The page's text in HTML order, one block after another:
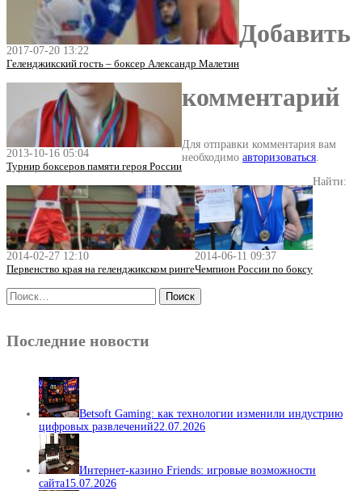
2017-07-20 13:22
Геленджикский гость – боксер Александр Малетин
2013-10-16 05:04
Турнир боксеров памяти героя России
2014-02-27 12:10
Первенство края на геленджикском ринге
2014-06-11 09:37
Чемпион России по боксу
Добавить
комментарий
Для отправки комментария вам
необходимо авторизоваться
Найти:
Последние новости
Betsoft Gaming: как технологии изменили индустрию
цифровых развлечений22.07.2026
Интернет-казино Friends: игровые возможности
сайта15.07.2026